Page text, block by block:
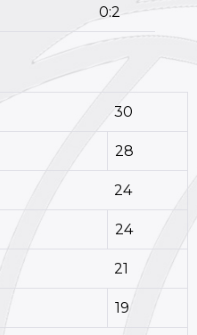
0:2
30
28
24
24
21
19